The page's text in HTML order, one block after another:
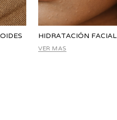
HIDRATACIÓN FACIAL
VER MAS